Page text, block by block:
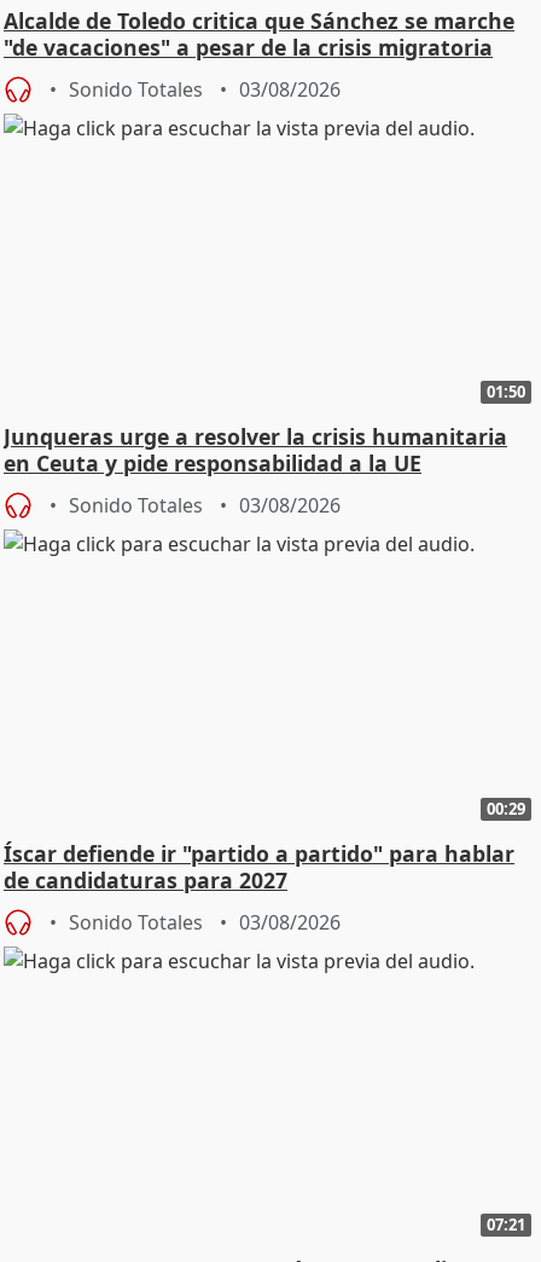
Alcalde de Toledo critica que Sánchez se marche
"de vacaciones" a pesar de la crisis migratoria
Sonido Totales 03/08/2026
01:50
Junqueras urge a resolver la crisis humanitaria
en Ceuta y pide responsabilidad a la UE
Sonido Totales 03/08/2026
00:29
Íscar defiende ir "partido a partido" para hablar
de candidaturas para 2027
Sonido Totales 03/08/2026
07:21